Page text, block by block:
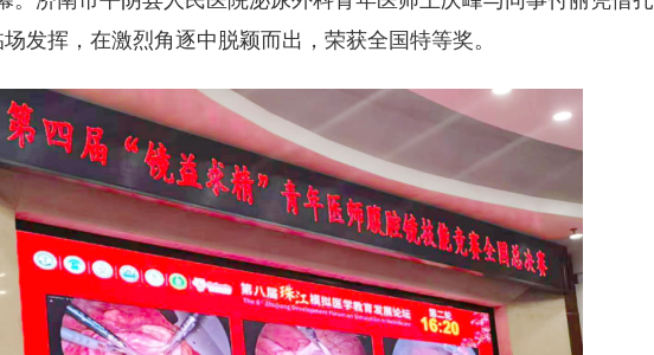
发挥，在激烈角逐中脱颖而出，荣获全国特等奖。